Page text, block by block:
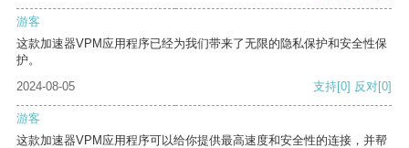
游客
这款加速器VPM应用程序已经为我们带来了无限的隐私保护和安全性保
护。
2024-08-05
支持[0] 反对[0]
游客
这款加速器VPM应用程序可以给你提供最高速度和安全性的连接，并帮